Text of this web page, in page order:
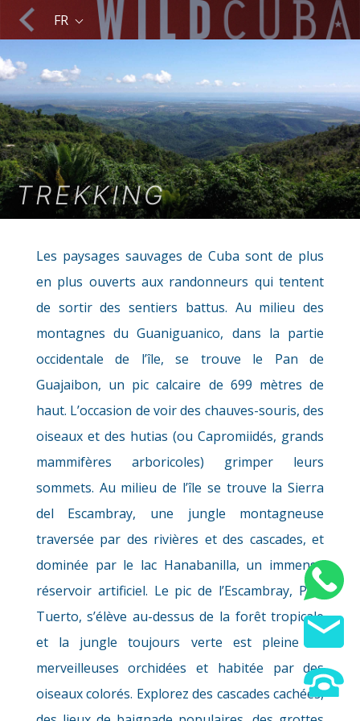
FR
Nature et environnement
Excursions en montagne
La voile et la navigation de
plaisance
La mer
Trekking
TREKKING
Les paysages sauvages de Cuba sont de plus
en plus ouverts aux randonneurs qui tentent
de sortir des sentiers battus. Au milieu des
montagnes du Guaniguanico, dans la partie
occidentale de l’île, se trouve le Pan de
Guajaibon, un pic calcaire de 699 mètres de
haut. L’occasion de voir des chauves-souris, des
oiseaux et des hutias (ou Capromiidés, grands
mammifères arboricoles) grimper leurs
sommets. Au milieu de l’île se trouve la Sierra
del Escambray, une jungle montagneuse
traversée par des rivières et des cascades, et
dominée par le lac Hanabanilla, un immense
réservoir artificiel. Le pic de l’Escambray, Pico
Tuerto, s’élève au-dessus de la forêt tropicale
et la jungle toujours verte est pleine de
merveilleuses orchidées et habitée par des
oiseaux colorés. Explorez des cascades cachées,